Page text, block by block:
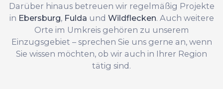
Darüber hinaus betreuen wir regelmäßig Projekte
in Ebersburg, Fulda und Wildflecken. Auch weitere
Orte im Umkreis gehören zu unserem
Einzugsgebiet – sprechen Sie uns gerne an, wenn
Sie wissen möchten, ob wir auch in Ihrer Region
tätig sind.